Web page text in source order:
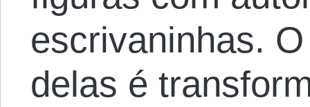
escrivaninhas.
delas é